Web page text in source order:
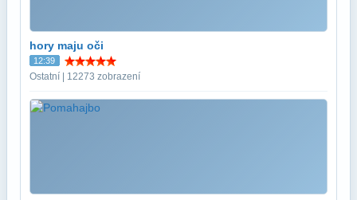
hory maju oči
12:39
Ostatní | 12273 zobrazení